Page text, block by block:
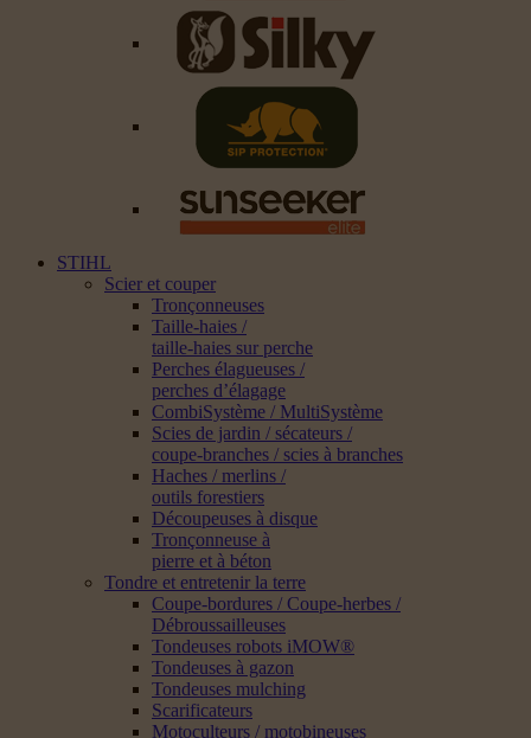
STIHL
Scier et couper
Tronçonneuses
Taille-haies /
taille-haies sur perche
Perches élagueuses /
perches d’élagage
CombiSystème / MultiSystème
Scies de jardin / sécateurs /
coupe-branches / scies à branches
Haches / merlins /
outils forestiers
Découpeuses à disque
Tronçonneuse à
pierre et à béton
Tondre et entretenir la terre
Coupe-bordures / Coupe-herbes /
Débroussailleuses
Tondeuses robots iMOW®
Tondeuses à gazon
Tondeuses mulching
Scarificateurs
Motoculteurs / motobineuses